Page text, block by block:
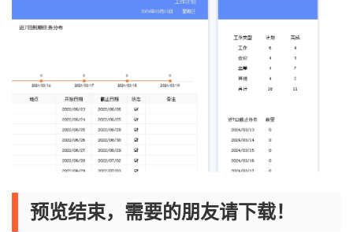
预览结束，需要的朋友请下载！